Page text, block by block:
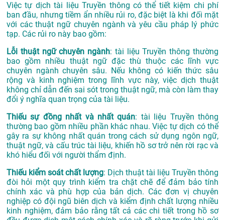
Việc tự dịch tài liệu Truyền thông có thể tiết kiệm chi phí
ban đầu, nhưng tiềm ẩn nhiều rủi ro, đặc biệt là khi đối mặt
với các thuật ngữ chuyên ngành và yêu cầu pháp lý phức
tạp. Các rủi ro này bao gồm:
Lỗi thuật ngữ chuyên ngành: tài liệu Truyền thông thường
bao gồm nhiều thuật ngữ đặc thù thuộc các lĩnh vực
chuyên ngành chuyên sâu. Nếu không có kiến thức sâu
rộng và kinh nghiệm trong lĩnh vực này, việc dịch thuật
không chỉ dẫn đến sai sót trong thuật ngữ, mà còn làm thay
đổi ý nghĩa quan trọng của tài liệu.
Thiếu sự đồng nhất và nhất quán: tài liệu Truyền thông
thường bao gồm nhiều phần khác nhau. Việc tự dịch có thể
gây ra sự không nhất quán trong cách sử dụng ngôn ngữ,
thuật ngữ, và cấu trúc tài liệu, khiến hồ sơ trở nên rời rạc và
khó hiểu đối với người thẩm định.
Thiếu kiểm soát chất lượng: Dịch thuật tài liệu Truyền thông
đòi hỏi một quy trình kiểm tra chặt chẽ để đảm bảo tính
chính xác và phù hợp của bản dịch. Các đơn vị chuyên
nghiệp có đội ngũ biên dịch và kiểm định chất lượng nhiều
kinh nghiệm, đảm bảo rằng tất cả các chi tiết trong hồ sơ